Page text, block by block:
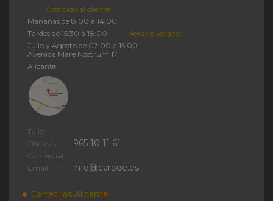
Atención al cliente:
Mañanas de 8:00 a 14:00
Tardes de 15:30 a 18:00
Horario Verano:
Julio y Agosto de 07:00 a 15:00
Avenida Mare Nostrum 17
Alicante
Taller
Oficinas
Comercial
Email:
965 10 11 61
info@carode.es
Carretillas Alicante